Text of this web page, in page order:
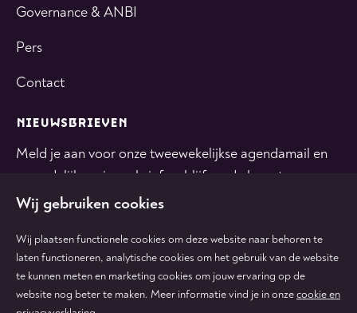
Governance & ANBI
Pers
Contact
NIEUWSBRIEVEN
Meld je aan voor onze tweewekelijkse agendamail en
maandelijkse nieuwsbrief en blijf op de hoogte.
Volg
ons
Volg
ons
Volg
ons
Volg
ons
Volg
ons
Wij gebruiken cookies
Wij plaatsen functionele cookies om deze website naar behoren te
laten functioneren, analytische cookies om het gebruik van de website
te kunnen meten en marketing cookies om jouw ervaring op de
website nog beter te maken. Meer informatie vind je in onzecookie en